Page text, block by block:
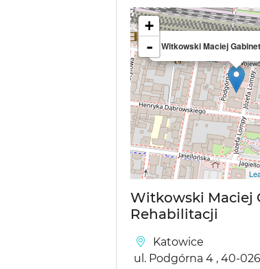
Witkowski Maciej
+
-
Witkowski Maciej
Rehabilitacji
Katowice
ul. Podgórna 4 , 40-026